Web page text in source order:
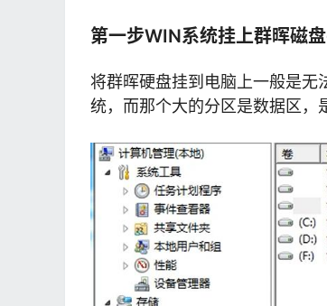
第一步WIN系统挂上群晖磁
将群晖硬盘挂到电脑上一般是无
统，而那个大的分区是数据区，